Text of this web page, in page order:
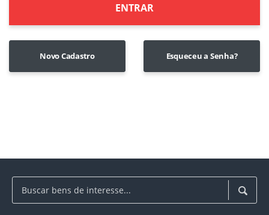
ENTRAR
Novo Cadastro Esqueceu a Senha?